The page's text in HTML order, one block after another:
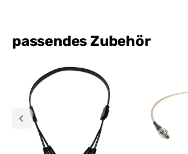
passendes Zubehör